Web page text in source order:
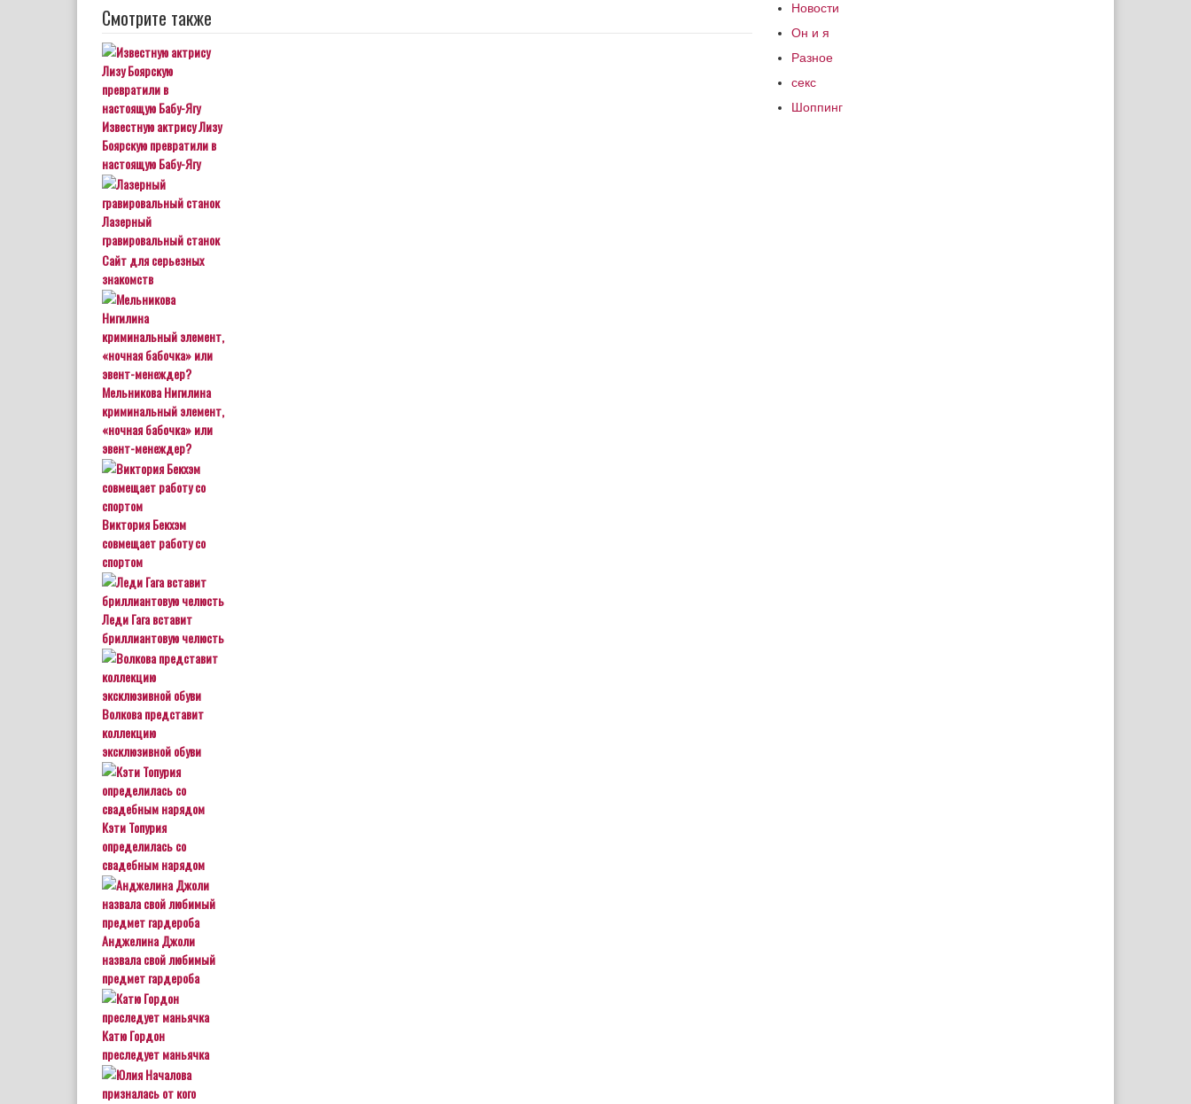
Смотрите также
Известную актрису Лизу
Боярскую превратили в
настоящую Бабу-Ягу
Лазерный
гравировальный станок
Сайт для серьезных
знакомств
Мельникова Нигилина
криминальный элемент,
«ночная бабочка» или
эвент-менеждер?
Виктория Бекхэм
совмещает работу со
спортом
Леди Гага вставит
бриллиантовую челюсть
Волкова представит
коллекцию
эксклюзивной обуви
Кэти Топурия
определилась со
свадебным нарядом
Анджелина Джоли
назвала свой любимый
предмет гардероба
Катю Гордон
преследует маньячка
Новости
Он и я
Разное
секс
Шоппинг